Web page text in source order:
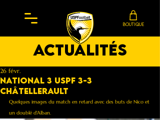
BOUTIQUE
actualités
NATIONAL 3 USPF 3-3
châtellerault
26 févr.
Quelques images du match en retard avec des buts de Nico et
un doublé d'Alban.